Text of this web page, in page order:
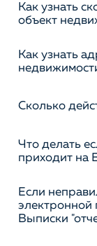
Как узнать
объект
Как узнать
Сколько
Что делать
приходит на
Если
электронной
Выписки